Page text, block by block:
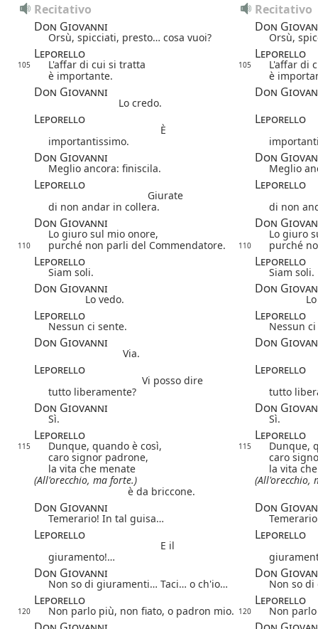
Recitativo
Recitativo
Don Giovanni
Don
Orsù, spicciati, presto… cosa vuoi? Orsù,
Leporello Leporello
105 L'affar di cui si tratta 105
L'affar di
è importante.
è
Don Giovanni Don
Lo credo.
Leporello Leporello
È
importantissimo.
Don Giovanni Don
Meglio ancora: finiscila. Meglio
Leporello Leporello
Giurate
di non andar in collera.
di non
Don Giovanni Don
Lo giuro sul mio onore, Lo giuro
110 purché non parli del Commendatore. 110 purché
Leporello Leporello
Siam soli. Siam soli.
Don Giovanni Don
Lo vedo.
Leporello Leporello
Nessun ci sente. Nessun
Don Giovanni Don
Via.
Leporello Leporello
Vi posso dire
tutto liberamente?
tutto
Don Giovanni Don
Sì. Sì.
Leporello Leporello
115 Dunque, quando è così, 115
Dunque,
caro signor padrone,
caro
la vita che menate
la vita
(All'orecchio, ma forte.)
(All'orecchio,
è da briccone.
Don Giovanni Don
Temerario! In tal guisa…
Leporello Leporello
E il
giuramento!…
Don Giovanni Don
Non so di giuramenti… Taci… o ch'io… Non so
Leporello Leporello
120 Non parlo più, non fiato, o padron mio. 120 Non